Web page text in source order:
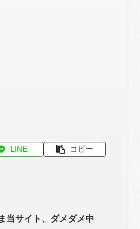
LINE コピー
当サイト、ダメダメ中